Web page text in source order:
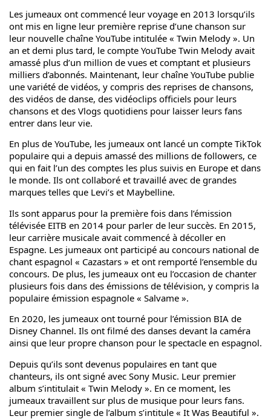
Les jumeaux ont commencé leur voyage en 2013 lorsqu’ils
ont mis en ligne leur première reprise d’une chanson sur
leur nouvelle chaîne YouTube intitulée « Twin Melody ». Un
an et demi plus tard, le compte YouTube Twin Melody avait
amassé plus d’un million de vues et comptant et plusieurs
milliers d’abonnés. Maintenant, leur chaîne YouTube publie
une variété de vidéos, y compris des reprises de chansons,
des vidéos de danse, des vidéoclips officiels pour leurs
chansons et des Vlogs quotidiens pour laisser leurs fans
entrer dans leur vie.
En plus de YouTube, les jumeaux ont lancé un compte TikTok
populaire qui a depuis amassé des millions de followers, ce
qui en fait l’un des comptes les plus suivis en Europe et dans
le monde. Ils ont collaboré et travaillé avec de grandes
marques telles que Levi’s et Maybelline.
Ils sont apparus pour la première fois dans l’émission
télévisée EITB en 2014 pour parler de leur succès. En 2015,
leur carrière musicale avait commencé à décoller en
Espagne. Les jumeaux ont participé au concours national de
chant espagnol « Cazastars » et ont remporté l’ensemble du
concours. De plus, les jumeaux ont eu l’occasion de chanter
plusieurs fois dans des émissions de télévision, y compris la
populaire émission espagnole « Salvame ».
En 2020, les jumeaux ont tourné pour l’émission BIA de
Disney Channel. Ils ont filmé des danses devant la caméra
ainsi que leur propre chanson pour le spectacle en espagnol.
Depuis qu’ils sont devenus populaires en tant que
chanteurs, ils ont signé avec Sony Music. Leur premier
album s’intitulait « Twin Melody ». En ce moment, les
jumeaux travaillent sur plus de musique pour leurs fans.
Leur premier single de l’album s’intitule « It Was Beautiful ».